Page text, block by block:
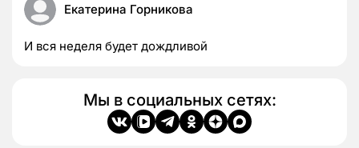
Екатерина Горникова
И вся неделя будет дождливой
Мы в социальных сетях: